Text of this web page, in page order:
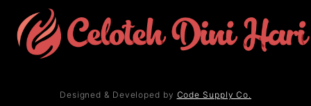
Designed & Developed by Code Supply Co.